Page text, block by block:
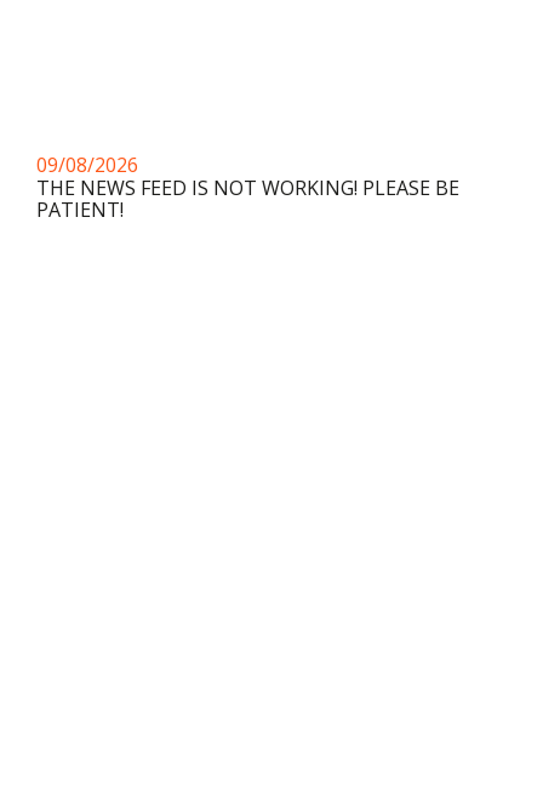
09/08/2026
THE NEWS FEED IS NOT WORKING! PLEASE BE
PATIENT!